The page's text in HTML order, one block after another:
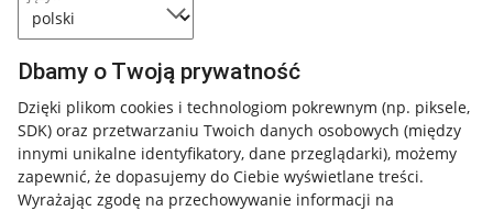
Dbamy o Twoją prywatność
Dzięki plikom cookies i technologiom pokrewnym (np. piksele,
SDK) oraz przetwarzaniu Twoich danych osobowych (między
innymi unikalne identyfikatory, dane przeglądarki), możemy
zapewnić, że dopasujemy do Ciebie wyświetlane treści.
Wyrażając zgodę na przechowywanie informacji na